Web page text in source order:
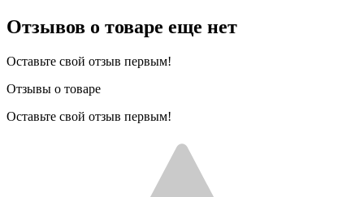
Отзывов о товаре еще нет
Оставьте свой отзыв первым!
Отзывы о товаре
Оставьте свой отзыв первым!